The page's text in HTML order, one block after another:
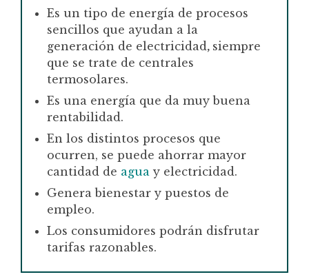
Es un tipo de energía de procesos
sencillos que ayudan a la
generación de electricidad, siempre
que se trate de centrales
termosolares.
Es una energía que da muy buena
rentabilidad.
En los distintos procesos que
ocurren, se puede ahorrar mayor
cantidad de agua y electricidad.
Genera bienestar y puestos de
empleo.
Los consumidores podrán disfrutar
tarifas razonables.